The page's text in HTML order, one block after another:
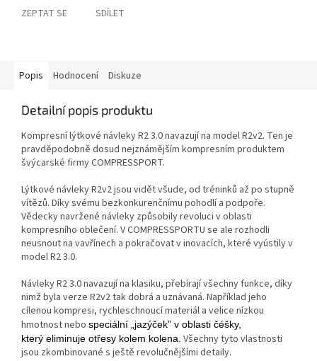
ZEPTAT SE SDÍLET
Popis Hodnocení Diskuze
Detailní popis produktu
Kompresní lýtkové návleky R2 3.0 navazují na model R2v2. Ten je
pravděpodobně dosud nejznámějším kompresním produktem
švýcarské firmy COMPRESSPORT.
Lýtkové návleky R2v2 jsou vidět všude, od tréninků až po stupně
vítězů. Díky svému bezkonkurenčnímu pohodlí a podpoře.
Vědecky navržené návleky způsobily revoluci v oblasti
kompresního oblečení. V COMPRESSPORTU se ale rozhodli
neusnout na vavřínech a pokračovat v inovacích, které vyústily v
model R2 3.0.
Návleky R2 3.0 navazují na klasiku, přebírají všechny funkce, díky
nimž byla verze R2v2 tak dobrá a uznávaná. Například jeho
cílenou kompresi, rychleschnoucí materiál a velice nízkou
hmotnost nebo speciální „jazýček” v oblasti čéšky,
který eliminuje otřesy kolem kolena. Všechny tyto vlastnosti
jsou zkombinované s ještě revolučnějšími detaily.